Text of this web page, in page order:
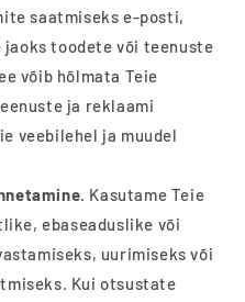
saatmiseks e-posti,
jaoks toodete või teenuste
võib hõlmata Teie
ja reklaami
veebilehel ja muudel
. Kasutame Teie
ebaseaduslike või
uurimiseks või
Kui otsustate